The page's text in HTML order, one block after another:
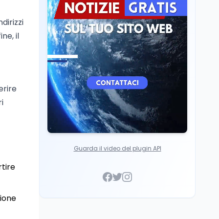
il
Mondo8 ago
A Nonthaburi il killer
14enne era bullizzato: la
CZ-75 era del nonno
Guarda il video del plugin API